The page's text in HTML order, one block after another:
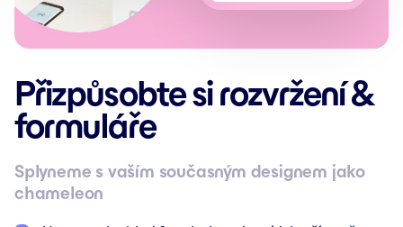
Přizpůsobte si rozvržení &
formuláře
Splyneme s vaším současným designem jako
chameleon